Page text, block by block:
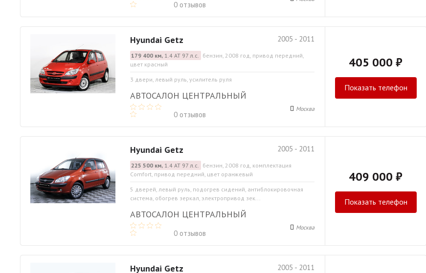
0 отзывов
2005 - 2011
Hyundai Getz
179 400 км,1.4 АТ 97 л.с. бензин, 2008 год, привод передний,
цвет красный
3 двери, левый руль, усилитель руля
АВТОСАЛОН ЦЕНТРАЛЬНЫЙ
0 отзывов
Москва
405 000 ₽
Показать телефон
2005 - 2011
Hyundai Getz
225 500 км,1.4 АТ 97 л.с. бензин, 2008 год, комплектация
Comfort, привод передний, цвет оранжевый
5 дверей, левый руль, подогрев сидений, антиблокировочная
система, обогрев зеркал, электропривод зек...
АВТОСАЛОН ЦЕНТРАЛЬНЫЙ
0 отзывов
Москва
409 000 ₽
Показать телефон
2005 - 2011
Hyundai Getz